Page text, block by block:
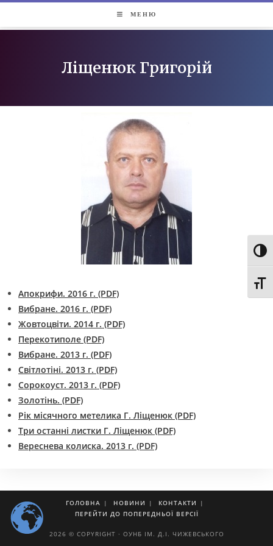
МЕНЮ
Ліщенюк Григорій
Апокрифи. 2016 г. (PDF)
Вибране. 2016 г. (PDF)
Жовтоцвіти. 2014 г. (PDF)
Перекотиполе (PDF)
Вибране. 2013 г. (PDF)
Світлотіні. 2013 г. (PDF)
Сорокоуст. 2013 г. (PDF)
Золотінь. (PDF)
Рік місячного метелика Г. Ліщенюк (PDF)
Три останні листки Г. Ліщенюк (PDF)
Вереснева колиска. 2013 г. (PDF)
ГОЛОВНА НОВИНИ
КОНТАКТИ
ПЕРЕЙТИ ДО ПОПЕРЕДНЬОЇ ВЕРСІЇ
2026 © COPYRIGHT · ОУНБ ІМ. Д.І. ЧИЖЕВСЬКОГО